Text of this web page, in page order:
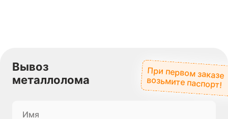
Вывоз
металлолома
При первом заказе
возьмите паспорт!